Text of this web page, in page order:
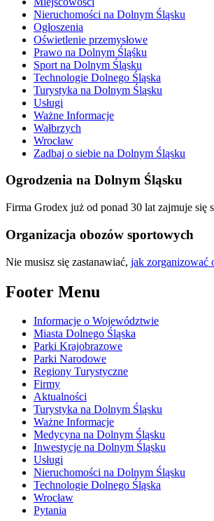
Nieruchomości na Dolnym Śląsku
Ogłoszenia
Oświetlenie przemysłowe
Prawo na Dolnym Śląśku
Sport na Dolnym Śląsku
Technologie Dolnego Śląska
Turystyka na Dolnym Śląsku
Usługi
Ważne Informacje
Wałbrzych
Wrocław
Zadbaj o siebie na Dolnym Śląsku
Ogrodzenia na Dolnym Śląsku
Firma Grodex już od ponad 30 lat zajmuje się
Organizacja obozów sportowych
Nie musisz się zastanawiać, jak zorganizować
Footer Menu
Informacje o Województwie
Miasta Dolnego Śląska
Parki Krajobrazowe
Parki Narodowe
Regiony Turystyczne
Firmy
Aktualności
Turystyka na Dolnym Śląsku
Ważne Informacje
Medycyna na Dolnym Śląsku
Inwestycje na Dolnym Śląsku
Usługi
Nieruchomości na Dolnym Śląsku
Technologie Dolnego Śląska
Wrocław
Pytania